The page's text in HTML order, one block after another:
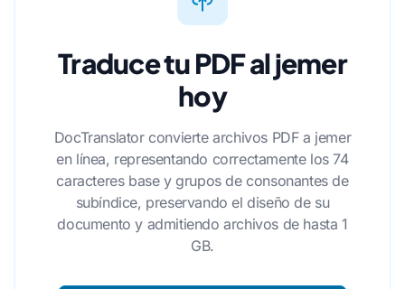
Traduce tu PDF al jemer
hoy
DocTranslator convierte archivos PDF a jemer
en línea, representando correctamente los 74
caracteres base y grupos de consonantes de
subíndice, preservando el diseño de su
documento y admitiendo archivos de hasta 1
GB.